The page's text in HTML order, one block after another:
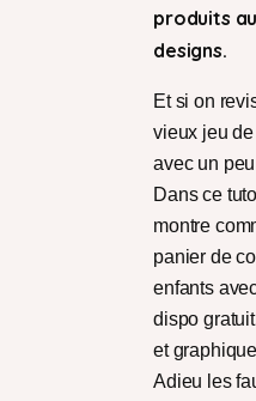
produits
designs.
Et si on
vieux jeu
avec un
Dans ce
montre
panier de
enfants
dispo
et
Adieu les